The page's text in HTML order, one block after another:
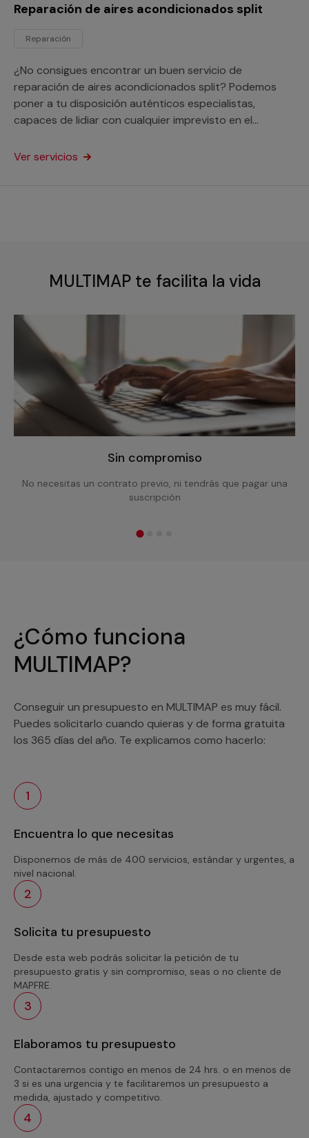
Reparación de aires acondicionados split
Reparación
¿No consigues encontrar un buen servicio de
reparación de aires acondicionados split? Podemos
poner a tu disposición auténticos especialistas,
capaces de lidiar con cualquier imprevisto en el
domésticos como para un negocio.
Ver servicios
MULTIMAP te facilita la vida
Sin compromiso
No necesitas un contrato previo, ni tendrás que pagar una
suscripción
¿Cómo funciona
MULTIMAP?
Conseguir un presupuesto en MULTIMAP es muy fácil.
Puedes solicitarlo cuando quieras y de forma gratuita
los 365 días del año. Te explicamos como hacerlo:
1
Encuentra lo que necesitas
Disponemos de más de 400 servicios, estándar y urgentes, a
nivel nacional.
2
Solicita tu presupuesto
Desde esta web podrás solicitar la petición de tu
presupuesto gratis y sin compromiso, seas o no cliente de
MAPFRE.
3
Elaboramos tu presupuesto
Contactaremos contigo en menos de 24 hrs. o en menos de
3 si es una urgencia y te facilitaremos un presupuesto a
medida, ajustado y competitivo.
4